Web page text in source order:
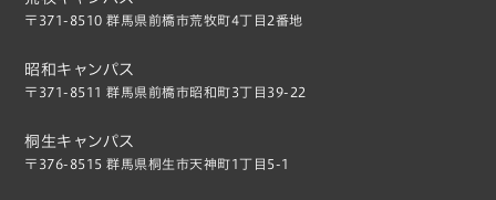
〒371-8510 群馬県前橋市荒牧町4丁目2番地
昭和キャンパス
〒371-8511 群馬県前橋市昭和町3丁目39-22
桐生キャンパス
〒376-8515 群馬県桐生市天神町1丁目5-1